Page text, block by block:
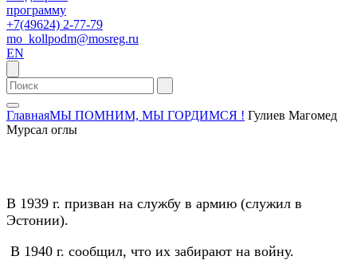
программу
+7(49624) 2-77-79
mo_kollpodm@mosreg.ru
EN
ГлавнаяМЫ ПОМНИМ, МЫ ГОРДИМСЯ ! Гулиев Магомед
Мурсал оглы
В 1939 г. призван на службу в армию (служил в
Эстонии).
В 1940 г. сообщил, что их забирают на войну.